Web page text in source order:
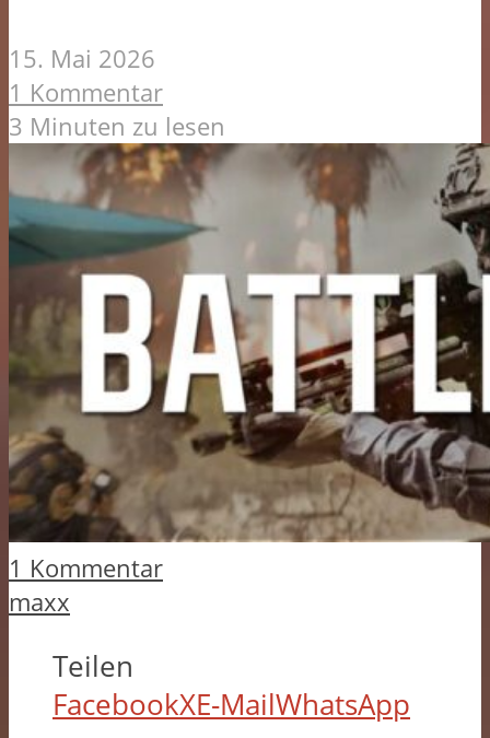
15. Mai 2026
1 Kommentar
3 Minuten zu lesen
1 Kommentar
maxx
Teilen
FacebookXE-MailWhatsApp